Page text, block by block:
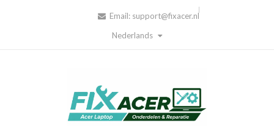
Email: support@fixacer.nl
Nederlands